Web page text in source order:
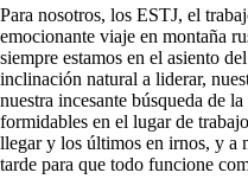
Para nosotros, los ESTJ, el
emocionante viaje en montaña
siempre estamos en el asiento
inclinación natural a liderar,
nuestra incesante búsqueda de
formidables en el lugar de
llegar y los últimos en irnos, y a
tarde para que todo funcione